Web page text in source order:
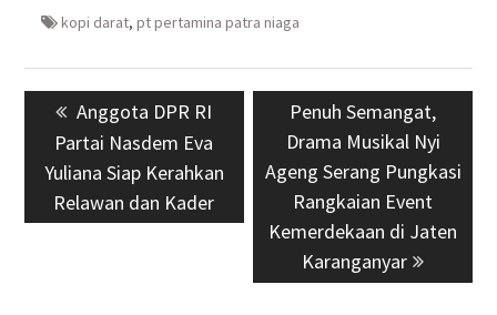
kopi darat, pt pertamina patra niaga
Navigasi
pos
Previous
post:
Anggota DPR RI
Partai Nasdem Eva
Yuliana Siap Kerahkan
Relawan dan Kader
Next
post:
Penuh Semangat,
Drama Musikal Nyi
Ageng Serang Pungkasi
Rangkaian Event
Kemerdekaan di Jaten
Karanganyar